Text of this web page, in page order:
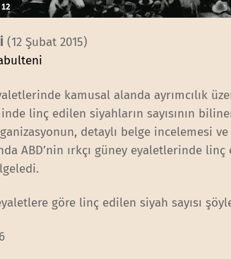
(12 Şubat 2015)
kamusal alanda ayrımcılık
linç edilen siyahların sayısının
detaylı belge incelemesi ve
ABD’nin ırkçı güney eyaletlerinde
göre linç edilen siyah sayısı